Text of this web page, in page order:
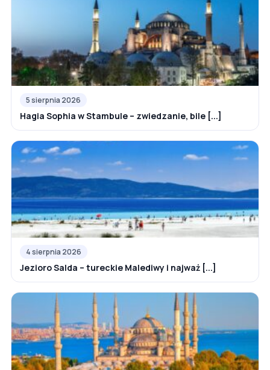
5 sierpnia 2026
Hagia Sophia w Stambule – zwiedzanie, bile [...]
4 sierpnia 2026
Jezioro Salda – tureckie Malediwy i najważ [...]